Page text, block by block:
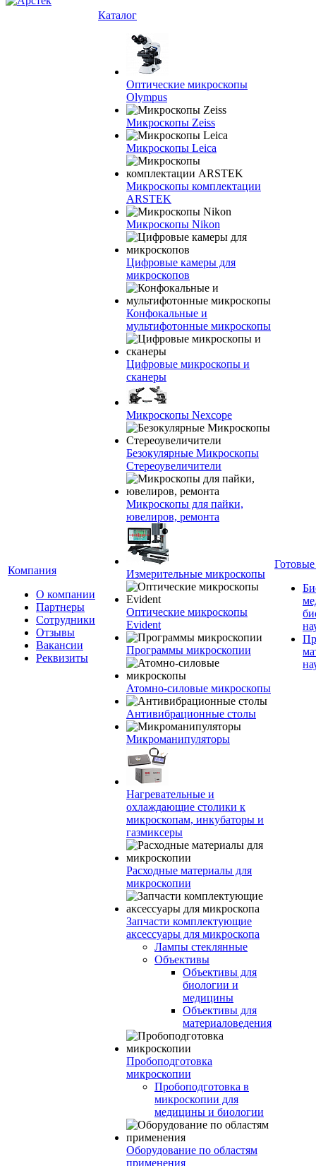
Компания
О компании
Партнеры
Сотрудники
Отзывы
Вакансии
Реквизиты
Каталог
Оптические микроскопы
Olympus
Микроскопы Zeiss
Микроскопы Leica
Микроскопы комплектации
ARSTEK
Микроскопы Nikon
Цифровые камеры для
микроскопов
Конфокальные и
мультифотонные микроскопы
Цифровые микроскопы и
сканеры
Микроскопы Nexcope
Безокулярные Микроскопы
Стереоувеличители
Микроскопы для пайки,
ювелиров, ремонта
Измерительные микроскопы
Оптические микроскопы
Evident
Программы микроскопии
Атомно-силовые микроскопы
Антивибрационные столы
Микроманипуляторы
Нагревательные и
охлаждающие столики к
микроскопам, инкубаторы и
газмиксеры
Расходные материалы для
микроскопии
Запчасти комплектующие
аксессуары для микроскопа
Лампы стеклянные
Объективы
Объективы для
биологии и
медицины
Объективы для
материаловедения
Пробоподготовка
микроскопии
Пробоподготовка в
микроскопии для
медицины и биологии
Оборудование по областям
применения